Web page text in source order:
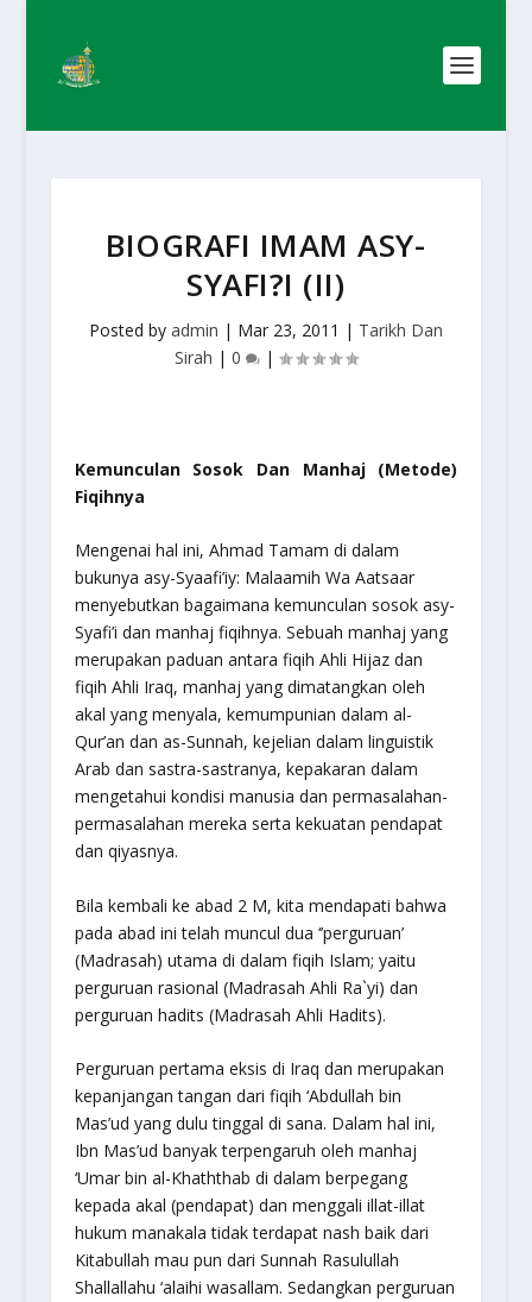
BIOGRAFI IMAM ASY-
SYAFI?I (II)
Posted by admin | Mar 23, 2011 | Tarikh Dan
Sirah | 0 |
Kemunculan Sosok Dan Manhaj (Metode)
Fiqihnya
Mengenai hal ini, Ahmad Tamam di dalam
bukunya asy-Syaafi’iy: Malaamih Wa Aatsaar
menyebutkan bagaimana kemunculan sosok asy-
Syafi’i dan manhaj fiqihnya. Sebuah manhaj yang
merupakan paduan antara fiqih Ahli Hijaz dan
fiqih Ahli Iraq, manhaj yang dimatangkan oleh
akal yang menyala, kemumpunian dalam al-
Qur’an dan as-Sunnah, kejelian dalam linguistik
Arab dan sastra-sastranya, kepakaran dalam
mengetahui kondisi manusia dan permasalahan-
permasalahan mereka serta kekuatan pendapat
dan qiyasnya.
Bila kembali ke abad 2 M, kita mendapati bahwa
pada abad ini telah muncul dua ‘’perguruan’
(Madrasah) utama di dalam fiqih Islam; yaitu
perguruan rasional (Madrasah Ahli Ra`yi) dan
perguruan hadits (Madrasah Ahli Hadits).
Perguruan pertama eksis di Iraq dan merupakan
kepanjangan tangan dari fiqih ‘Abdullah bin
Mas’ud yang dulu tinggal di sana. Dalam hal ini,
Ibn Mas’ud banyak terpengaruh oleh manhaj
‘Umar bin al-Khaththab di dalam berpegang
kepada akal (pendapat) dan menggali illat-illat
hukum manakala tidak terdapat nash baik dari
Kitabullah mau pun dari Sunnah Rasulullah
Shallallahu ‘alaihi wasallam. Sedangkan perguruan